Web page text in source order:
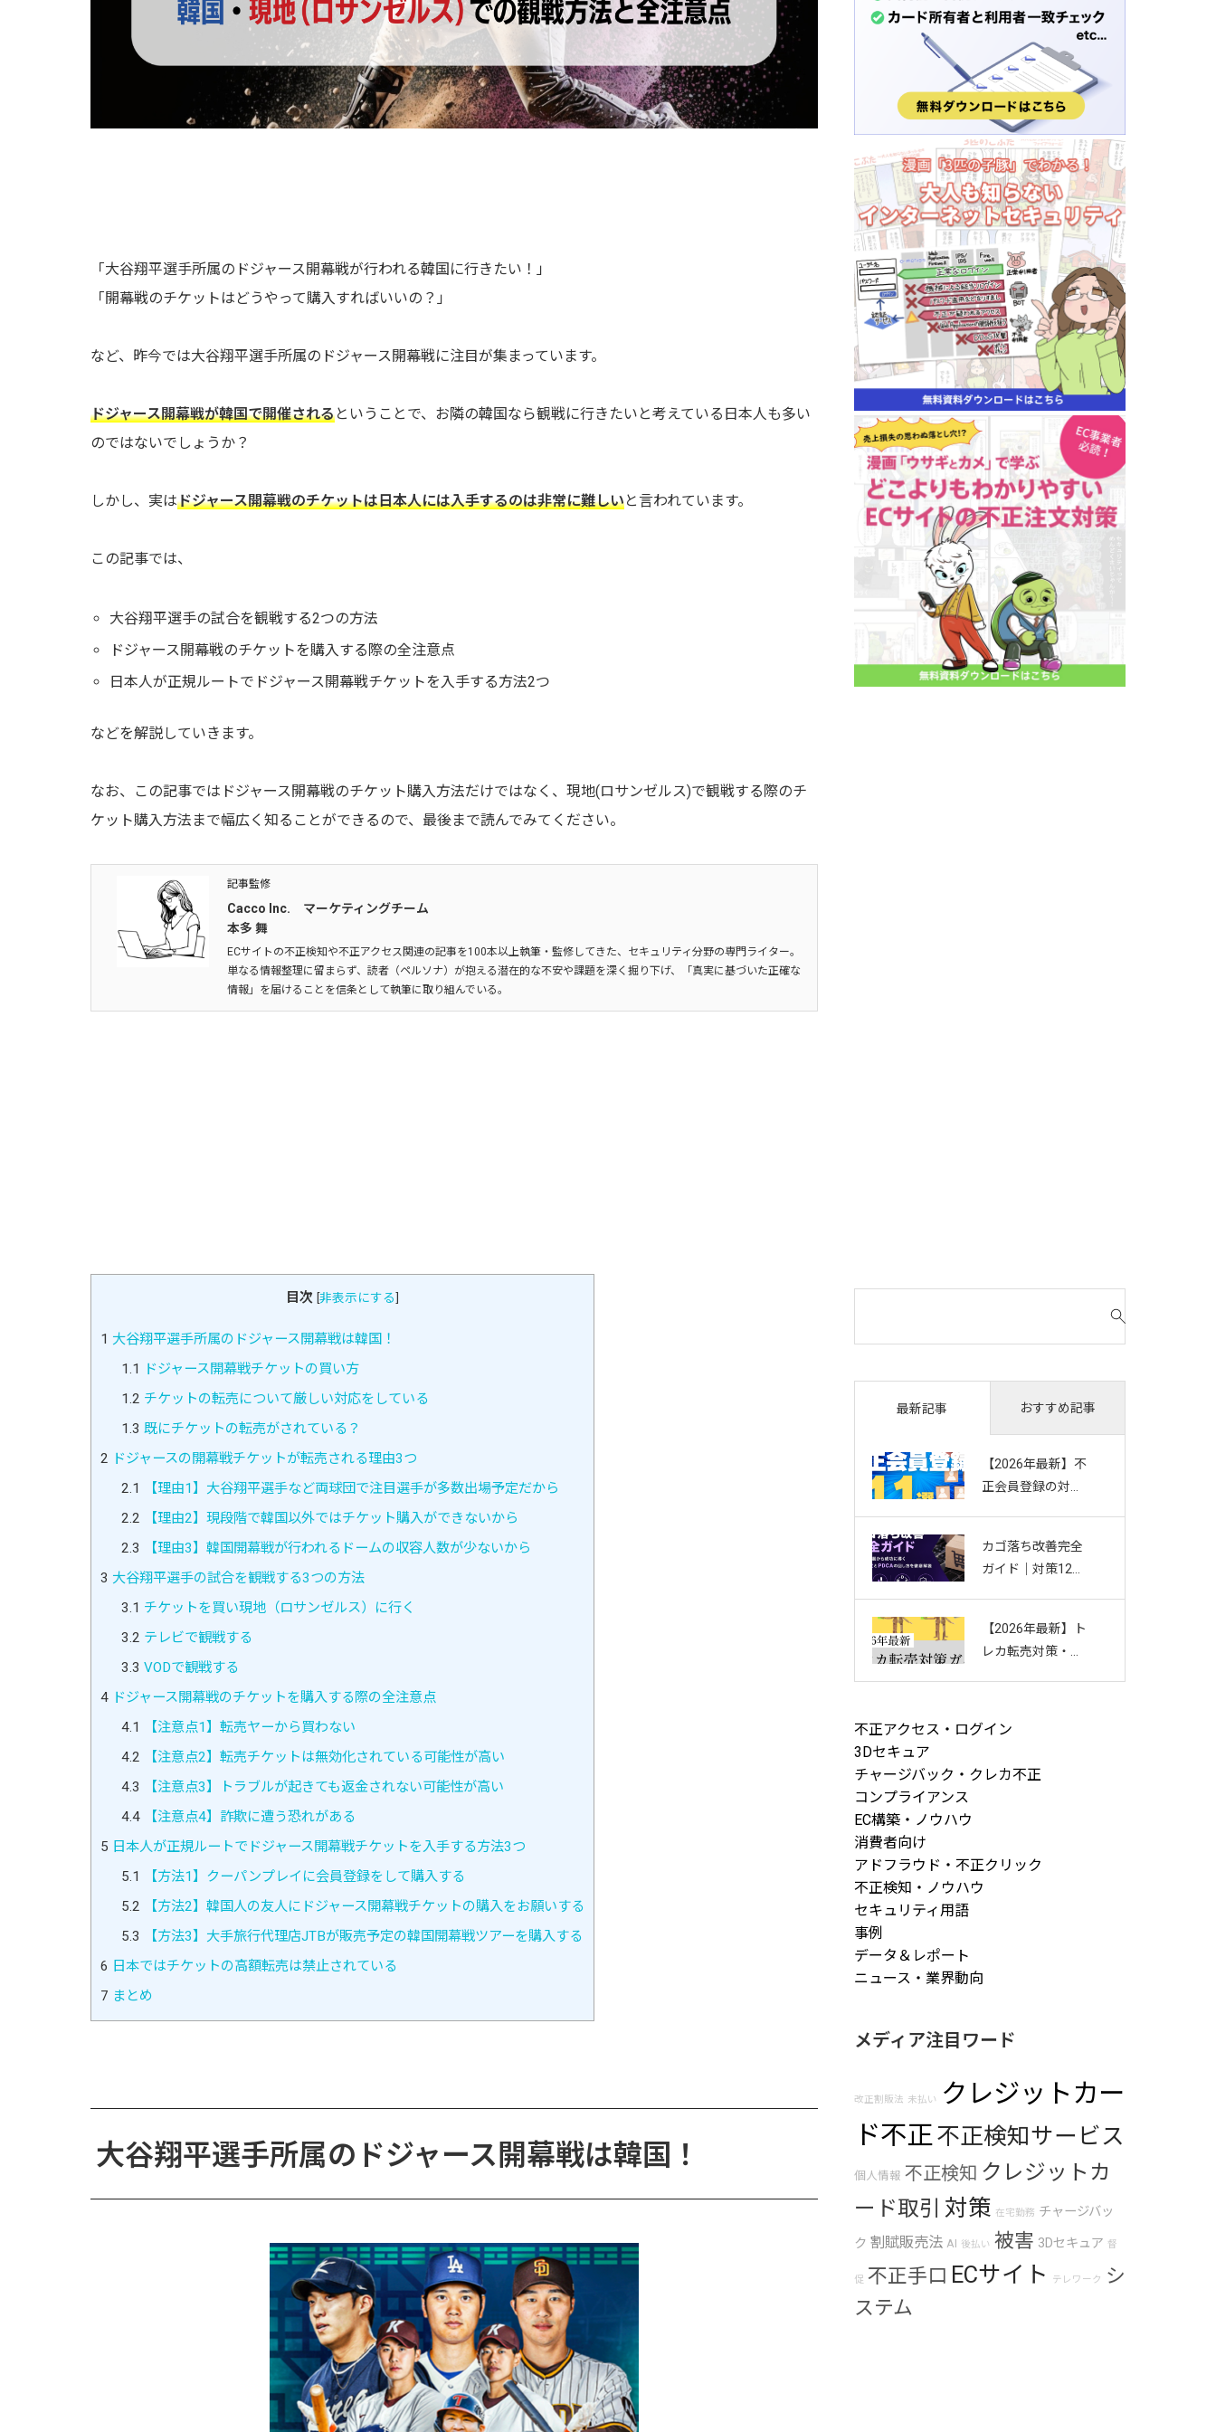
「大谷翔平選手所属のドジャース開幕戦が行われる韓国に行きたい！」
「開幕戦のチケットはどうやって購入すればいいの？」
など、昨今では大谷翔平選手所属のドジャース開幕戦に注目が集まっています。
ドジャース開幕戦が韓国で開催されるということで、お隣の韓国なら観戦に行きたいと考えている日本人も多い
のではないでしょうか？
しかし、実はドジャース開幕戦のチケットは日本人には入手するのは非常に難しいと言われています。
この記事では、
大谷翔平選手の試合を観戦する2つの方法
ドジャース開幕戦のチケットを購入する際の全注意点
日本人が正規ルートでドジャース開幕戦チケットを入手する方法2つ
などを解説していきます。
なお、この記事ではドジャース開幕戦のチケット購入方法だけではなく、現地(ロサンゼルス)で観戦する際のチ
ケット購入方法まで幅広く知ることができるので、最後まで読んでみてください。
記事監修
Cacco Inc. マーケティングチーム
本多 舞
ECサイトの不正検知や不正アクセス関連の記事を100本以上執筆・監修してきた、セキュリティ分野の専門ライター。
単なる情報整理に留まらず、読者（ペルソナ）が抱える潜在的な不安や課題を深く掘り下げ、「真実に基づいた正確な
情報」を届けることを信条として執筆に取り組んでいる。
目次 [非表示にする]
1 大谷翔平選手所属のドジャース開幕戦は韓国！
1.1
ドジャース開幕戦チケットの買い方
1.2 チケットの転売について厳しい対応をしている
1.3 既にチケットの転売がされている？
2 ドジャースの開幕戦チケットが転売される理由3つ
2.1
【理由1】大谷翔平選手など両球団で注目選手が多数出場予定だから
2.2 【理由2】現段階で韓国以外ではチケット購入ができないから
2.3 【理由3】韓国開幕戦が行われるドームの収容人数が少ないから
3 大谷翔平選手の試合を観戦する3つの方法
3.1 チケットを買い現地（ロサンゼルス）に行く
3.2 テレビで観戦する
3.3 VODで観戦する
4 ドジャース開幕戦のチケットを購入する際の全注意点
4.1
【注意点1】転売ヤーから買わない
4.2 【注意点2】転売チケットは無効化されている可能性が高い
4.3 【注意点3】トラブルが起きても返金されない可能性が高い
4.4【注意点4】詐欺に遭う恐れがある
5 日本人が正規ルートでドジャース開幕戦チケットを入手する方法3つ
5.1
【方法1】クーパンプレイに会員登録をして購入する
5.2 【方法2】韓国人の友人にドジャース開幕戦チケットの購入をお願いする
5.3 【方法3】大手旅行代理店JTBが販売予定の韓国開幕戦ツアーを購入する
6 日本ではチケットの高額転売は禁止されている
7 まとめ
大谷翔平選手所属のドジャース開幕戦は韓国！
対
最新記事 おすすめ記事
【2026年最新】不
正会員登録の対策
アドを防ぐお悩み
別ガイド
カゴ落ち改善完全
ガイド｜対策12選
回し方を徹底解説
【2026年最新】ト
レカ転売対策・完
不正アクセス・ログイン
3Dセキュア
チャージバック・クレカ不正
コンプライアンス
EC構築・ノウハウ
消費者向け
アドフラウド・不正クリック
不正検知・ノウハウ
セキュリティ用語
事例
データ＆レポート
ニュース・業界動向
メディア注目ワード
改正割販法 未払い
クレジットカー
ド不正不正検知サービス
個人情報 不正検知 クレジットカ
ード取引
対策 在宅勤務 チャージバッ
ク 割賦販売法 AI 後払い 被害 3Dセキュア 督
促 不正手口 ECサイト テレワーク
シ
ステム